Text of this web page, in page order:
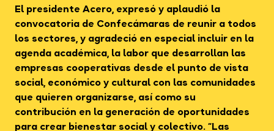
El presidente Acero, expresó y aplaudió la
convocatoria de Confecámaras de reunir a todos
los sectores, y agradeció en especial incluir en la
agenda académica, la labor que desarrollan las
empresas cooperativas desde el punto de vista
social, económico y cultural con las comunidades
que quieren organizarse, así como su
contribución en la generación de oportunidades
para crear bienestar social y colectivo. “Las